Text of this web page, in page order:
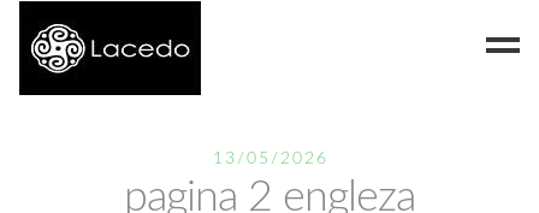
13/05/2026
pagina 2 engleza